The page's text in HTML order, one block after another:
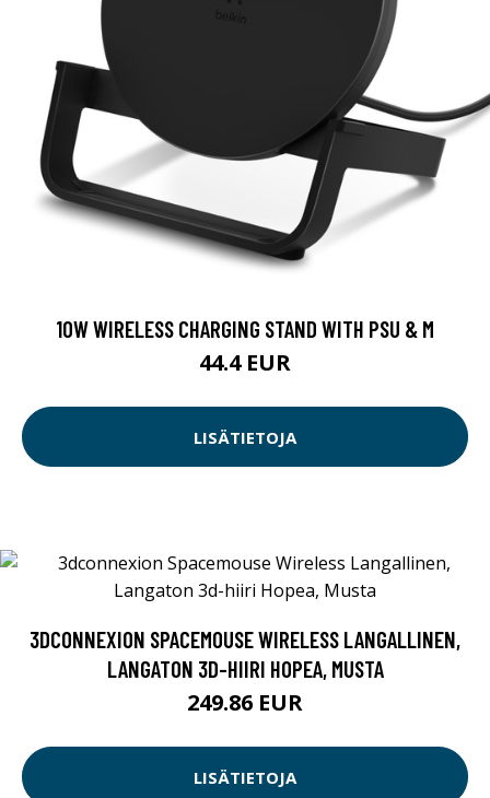
10W WIRELESS CHARGING STAND WITH PSU & M
44.4 EUR
LISÄTIETOJA
3DCONNEXION SPACEMOUSE WIRELESS LANGALLINEN,
LANGATON 3D-HIIRI HOPEA, MUSTA
249.86 EUR
LISÄTIETOJA